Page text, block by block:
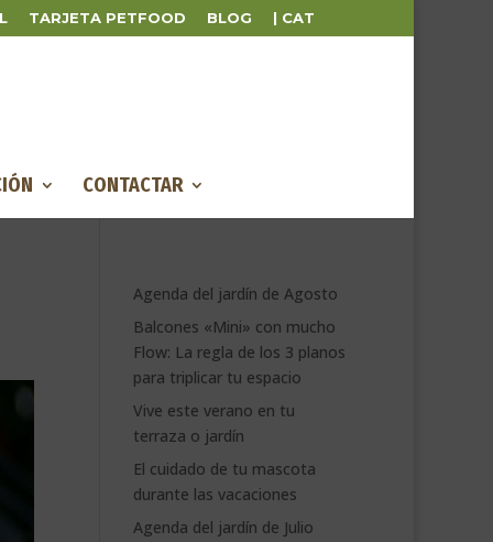
TARJETA PETFOOD BLOG | CAT
CONTACTAR
Agenda del jardín de Agosto
Balcones «Mini» con mucho
Flow: La regla de los 3 planos
para triplicar tu espacio
Vive este verano en tu
terraza o jardín
El cuidado de tu mascota
durante las vacaciones
Agenda del jardín de Julio